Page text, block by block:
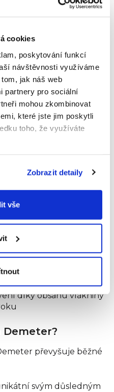
cookies
poskytování funkcí
návštěvnosti využíváme
jak náš web
partnery pro sociální
mohou zkombinovat
které jste jim poskytli
toho, že využíváte
Zobrazit detaily
vše
z prémiových
a jablek. Skvěle
nebo i samotné jako
vlákniny podporuje
receptura vyvinutá
zdravější mlsání bez
od 12 měsíců.
konzervantů
celozrnných ovesných
– jahodou a
díky obsahu vlákniny
Demeter?
převyšuje běžné
svým důsledným